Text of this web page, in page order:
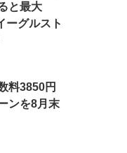
と最大
ーグルスト
料3850円
ンを8月末